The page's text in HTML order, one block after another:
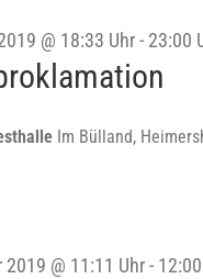
@ 18:33 Uhr - 23:00
Im Bülland,
@ 11:11 Uhr-